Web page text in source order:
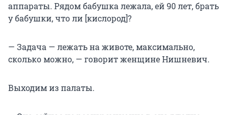
аппараты. Рядом бабушка лежала, ей 90 лет, брать
у бабушки, что ли [кислород]?
— Задача — лежать на животе, максимально,
сколько можно, — говорит женщине Нишневич.
Выходим из палаты.